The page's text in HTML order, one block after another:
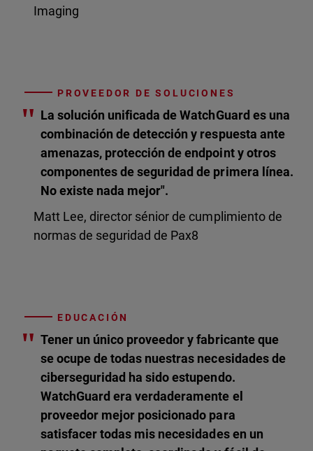
Imaging
PROVEEDOR DE SOLUCIONES
" La solución unificada de WatchGuard es una
combinación de detección y respuesta ante
amenazas, protección de endpoint y otros
componentes de seguridad de primera línea.
No existe nada mejor".
Matt Lee, director sénior de cumplimiento de
normas de seguridad de Pax8
EDUCACIÓN
" Tener un único proveedor y fabricante que
se ocupe de todas nuestras necesidades de
ciberseguridad ha sido estupendo.
WatchGuard era verdaderamente el
proveedor mejor posicionado para
satisfacer todas mis necesidades en un